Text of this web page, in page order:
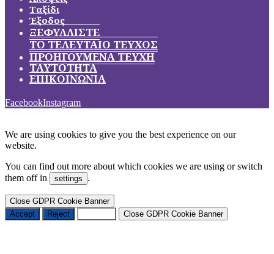
Ταξίδι
Έξοδος
ΞΕΦΥΛΛΙΣΤΕ
ΤΟ ΤΕΛΕΥΤΑΙΟ ΤΕΥΧΟΣ
ΠΡΟΗΓΟΥΜΕΝΑ ΤΕΥΧΗ
ΤΑΥΤΟΤΗΤΑ
ΕΠΙΚΟΙΝΩΝΙΑ
FacebookInstagram
We are using cookies to give you the best experience on our
website.
You can find out more about which cookies we are using or switch
them off in
settings .
Close GDPR Cookie Banner
Accept
Reject Close GDPR Cookie Banner